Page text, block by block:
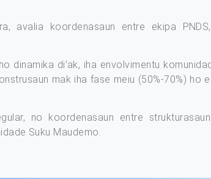
avalia koordenasaun entre ekipa
dinamika di’ak, iha envolvimentu
mak iha fase meiu (50%-70%) ho
no koordenasaun entre
Suku Maudemo.